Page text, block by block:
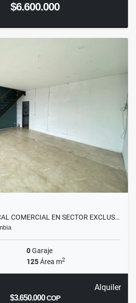
$6.600.000
COMERCIAL EN SECTOR EXCLUS…
0Garaje
125Área m2
Alquiler
$3.650.000COP